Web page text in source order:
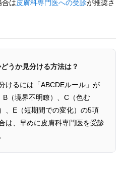
合は皮膚科専門医への受診が推奨さ
うか見分ける方法は？
けるには「ABCDEルール」が
（境界不明瞭）、C（色む
、E（短期間での変化）の5項
は、早めに皮膚科専門医を受診